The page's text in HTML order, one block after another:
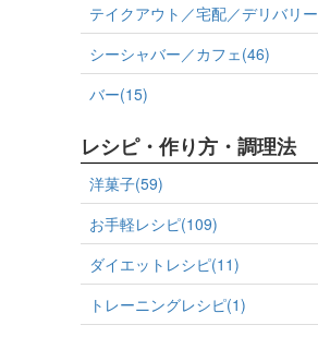
テイクアウト／宅配／デリバリ
シーシャバー／カフェ(46)
バー(15)
レシピ・作り方・調理法
洋菓子(59)
お手軽レシピ(109)
ダイエットレシピ(11)
トレーニングレシピ(1)